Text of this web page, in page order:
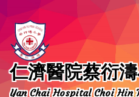
仁濟醫院蔡衍
Yan Chai Hospital Choi Hin